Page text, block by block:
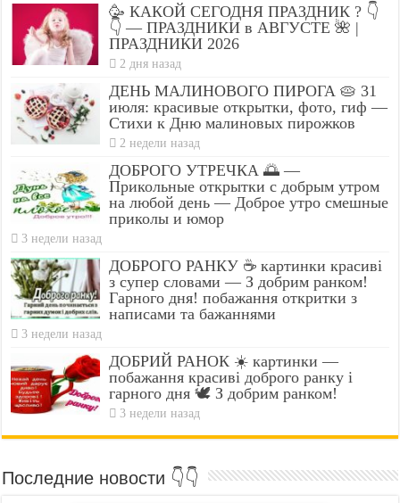
🥳 КАКОЙ СЕГОДНЯ ПРАЗДНИК ? 👇
👇 — ПРАЗДНИКИ в АВГУСТЕ 🌺 |
ПРАЗДНИКИ 2026
2 дня назад
ДЕНЬ МАЛИНОВОГО ПИРОГА 🥧 31
июля: красивые открытки, фото, гиф —
Стихи к Дню малиновых пирожков
2 недели назад
ДОБРОГО УТРЕЧКА 🌅 —
Прикольные открытки с добрым утром
на любой день — Доброе утро смешные
приколы и юмор
3 недели назад
ДОБРОГО РАНКУ ☕ картинки красиві
з супер словами — З добрим ранком!
Гарного дня! побажання откритки з
написами та бажаннями
3 недели назад
ДОБРИЙ РАНОК ☀️ картинки —
побажання красиві доброго ранку і
гарного дня 🕊️ З добрим ранком!
3 недели назад
Последние новости 👇👇